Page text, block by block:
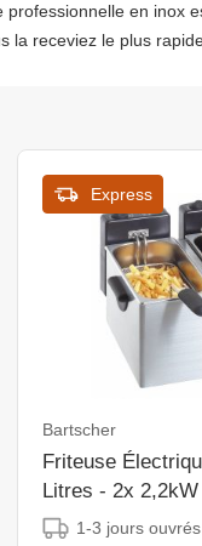
en inox
la receviez le plus
Express
Bartscher
Friteuse
Litres - 2x
-
1-3 jours ouvrés